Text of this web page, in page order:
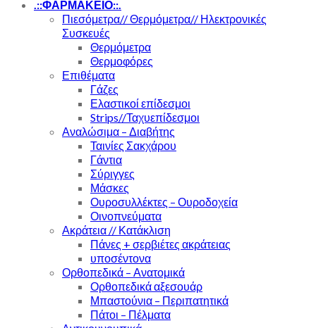
.::ΦΑΡΜΑΚΕΙΟ::.
Πιεσόμετρα// Θερμόμετρα// Ηλεκτρονικές
Συσκευές
Θερμόμετρα
Θερμοφόρες
Επιθέματα
Γάζες
Ελαστικοί επίδεσμοι
Strips//Ταχυεπίδεσμοι
Αναλώσιμα – Διαβήτης
Ταινίες Σακχάρου
Γάντια
Σύριγγες
Μάσκες
Ουροσυλλέκτες – Ουροδοχεία
Οινοπνεύματα
Ακράτεια // Κατάκλιση
Πάνες + σερβιέτες ακράτειας
υποσέντονα
Ορθοπεδικά – Ανατομικά
Ορθοπεδικά αξεσουάρ
Μπαστούνια – Περιπατητικά
Πάτοι – Πέλματα